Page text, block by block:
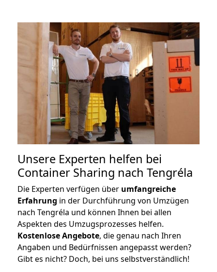
Unsere Experten helfen bei
Container Sharing nach Tengréla
Die Experten verfügen über umfangreiche
Erfahrung in der Durchführung von Umzügen
nach Tengréla und können Ihnen bei allen
Aspekten des Umzugsprozesses helfen.
Kostenlose Angebote, die genau nach Ihren
Angaben und Bedürfnissen angepasst werden?
Gibt es nicht? Doch, bei uns selbstverständlich!